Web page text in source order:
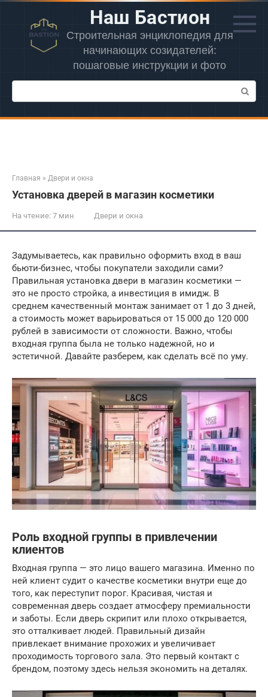
Перейти
контенту
Наш Бастион
Строительная энциклопедия для
начинающих созидателей:
пошаговые инструкции и фото
Поиск:
Главная » Двери и окна
Установка дверей в магазин косметики
На чтение: 7 мин Двери и окна
Задумываетесь, как правильно оформить вход в ваш
бьюти-бизнес, чтобы покупатели заходили сами?
Правильная установка двери в магазин косметики —
это не просто стройка, а инвестиция в имидж. В
среднем качественный монтаж занимает от 1 до 3 дней,
а стоимость может варьироваться от 15 000 до 120 000
рублей в зависимости от сложности. Важно, чтобы
входная группа была не только надежной, но и
эстетичной. Давайте разберем, как сделать всё по уму.
Роль входной группы в привлечении
клиентов
Входная группа — это лицо вашего магазина. Именно по
ней клиент судит о качестве косметики внутри еще до
того, как переступит порог. Красивая, чистая и
современная дверь создает атмосферу премиальности
и заботы. Если дверь скрипит или плохо открывается,
это отталкивает людей. Правильный дизайн
привлекает внимание прохожих и увеличивает
проходимость торгового зала. Это первый контакт с
брендом, поэтому здесь нельзя экономить на деталях.